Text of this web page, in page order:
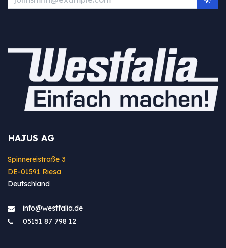
HAJUS AG
Spinnereistraße 3
DE-01591 Riesa
Deutschland
info@westfa​lia.de
05151 87 798 12